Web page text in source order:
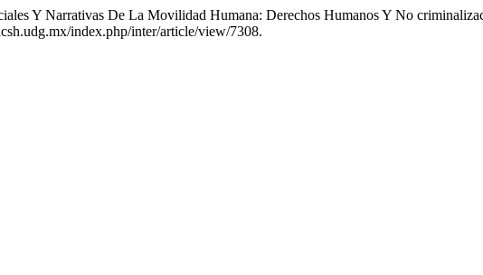
Y Narrativas De La Movilidad Humana: Derechos Humanos Y No
index.php/inter/article/view/7308.